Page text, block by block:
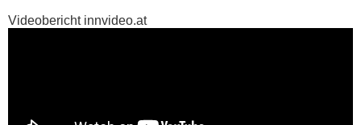
Videobericht innvideo.at